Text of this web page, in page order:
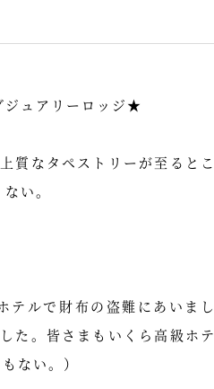
ジュアリーロッジ★
質なタペストリーが至るとこ
い。
テルで財布の盗難にあいまし
た。皆さまもいくら高級ホテ
ない。）